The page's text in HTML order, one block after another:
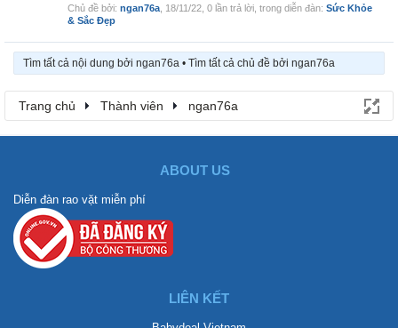
Chủ đề bởi: ngan76a 18/11/22 , 0 lần trả lời, trong diễn đàn: Sức Khỏe
& Sắc Đẹp
Tìm tất cả nội dung bởi ngan76a Tìm tất cả chủ đề bởi ngan76a
Trang chủ Thành viên ngan76a
ABOUT US
Diễn đàn rao vặt miễn phí
LIÊN KẾT